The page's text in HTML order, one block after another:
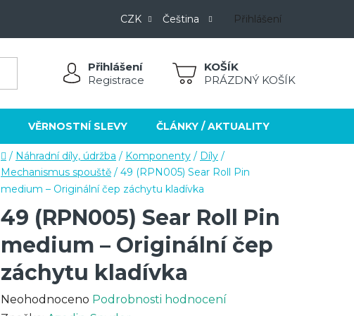
CZK Čeština Přihlášení
Přihlášení
Registrace
NÁKUPNÍPRÁZDNÝ KOŠÍK
VĚRNOSTNÍ SLEVY ČLÁNKY / AKTUALITY
Domů
/ Náhradní díly, údržba / Komponenty / Díly /
Mechanismus spouště / 49 (RPN005) Sear Roll Pin
medium – Originální čep záchytu kladívka
49 (RPN005) Sear Roll Pin
medium – Originální čep
záchytu kladívka
Průměrné
Neohodnoceno Podrobnosti hodnocení